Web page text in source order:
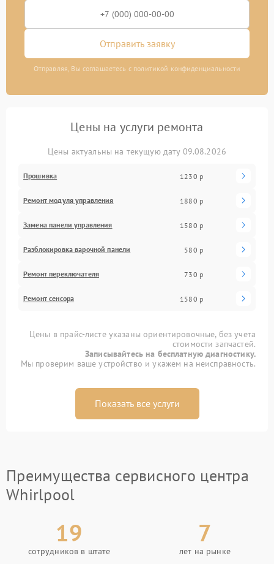
Отправить заявку
Отправляя, Вы соглашаетесь с политикой конфиденциальности
Цены на услуги ремонта
Цены актуальны на текущую дату 09.08.2026
Прошивка 1230 р
Ремонт модуля управления 1880 р
Замена панели управления 1580 р
Разблокировка варочной панели 580 р
Ремонт переключателя 730 р
Ремонт сенсора 1580 р
Цены в прайс-листе указаны ориентировочные, без учета
стоимости запчастей.
Записывайтесь на бесплатную диагностику.
Мы проверим ваше устройство и укажем на неисправность.
Показать все услуги
Преимущества сервисного центра
Whirlpool
19
сотрудников в штате
7
лет на рынке